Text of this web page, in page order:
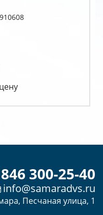
300-25-40
info@samaradvs.ru
Песчаная улица, 1